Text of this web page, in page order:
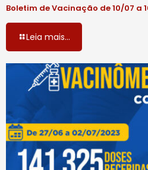
Boletim de Vacinação de 10/07 a
Leia mais...